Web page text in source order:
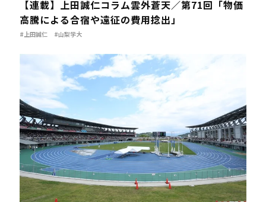
【連載】上田誠仁コラム雲外蒼天／第71回「物価
高騰による合宿や遠征の費用捻出」
#上田誠仁 #山梨学大